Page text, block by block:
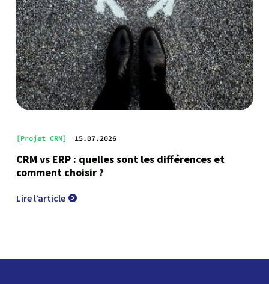
[Projet CRM] 15.07.2026
CRM vs ERP : quelles sont les différences et
comment choisir ?
Lire l’article